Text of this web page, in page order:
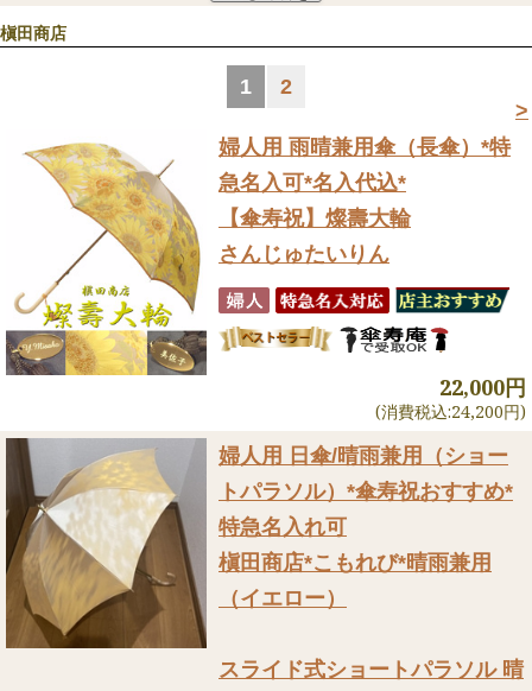
槇田商店
>
1 2
婦人用 雨晴兼用傘（長傘） *特
急名入可*名入代込*
【傘寿祝】燦壽大輪
さんじゅたいりん
22,000円
(消費税込:24,200円)
婦人用 日傘/晴雨兼用（ショー
トパラソル） *傘寿祝おすすめ*
特急名入れ可
槇田商店*こもれび*晴雨兼用
（イエロー）
スライド式ショートパラソル 晴